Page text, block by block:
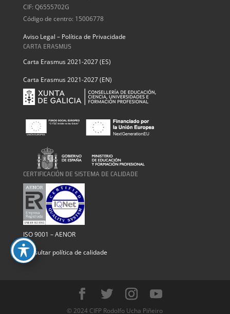
CIF: Q6555702G
Código de centro: 15006778
Aviso Legal – Política de Privacidade
CARTA ERASMUS
Carta Erasmus 2021-2027 (ES)
Carta Erasmus 2021-2027 (EN)
CERTIFICACIÓN DE SISTEMA DE CALIDADE
ISO 9001 – AENOR
Consultar política de calidade
© 2024 CIFP Rodolfo Ucha Piñeiro